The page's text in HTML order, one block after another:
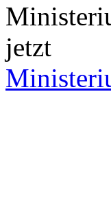
jetzt